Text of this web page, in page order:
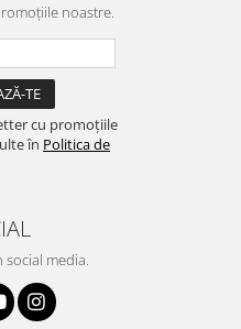
noastre.
cu promoțiile
în Politica de
social media.